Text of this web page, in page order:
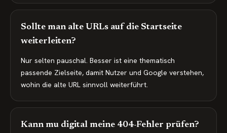
Sollte man alte URLs auf die Startseite
weiterleiten?
Nur selten pauschal. Besser ist eine thematisch
passende Zielseite, damit Nutzer und Google verstehen,
wohin die alte URL sinnvoll weiterführt.
Kann mu digital meine 404-Fehler prüfen?